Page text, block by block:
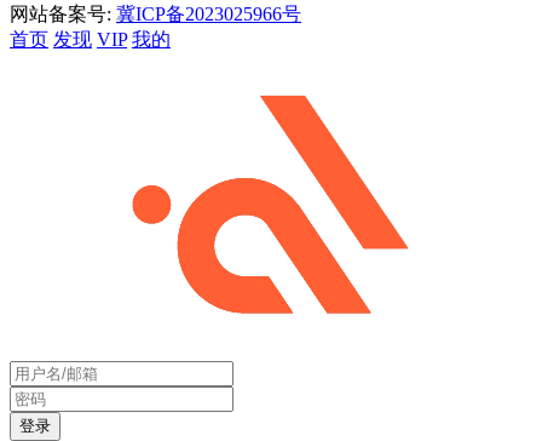
网站备案号: 冀ICP备2023025966号
首页 发现 VIP 我的